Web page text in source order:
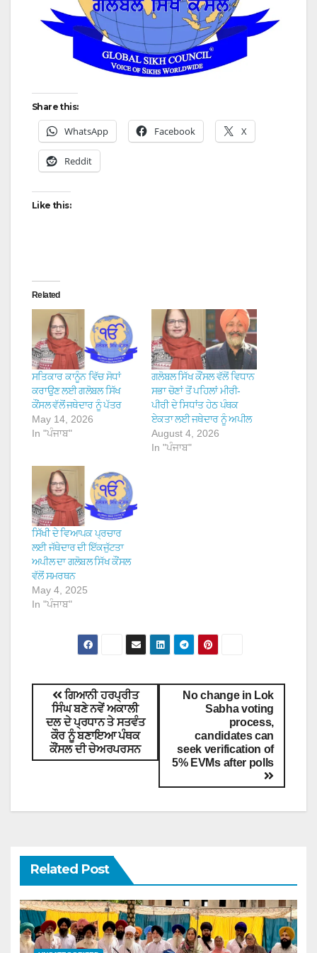
Share this:
WhatsApp Facebook X
Reddit
Like this:
Related
ਸਤਿਕਾਰ ਕਾਨੂੰਨ ਵਿੱਚ ਸੋਧਾਂ
ਕਰਾਉਣ ਲਈ ਗਲੋਬਲ ਸਿੱਖ
ਕੌਂਸਲ ਵੱਲੋਂ ਜਥੇਦਾਰ ਨੂੰ ਪੱਤਰ
May 14, 2026
In "ਪੰਜਾਬ"
ਗਲੋਬਲ ਸਿੱਖ ਕੌਂਸਲ ਵੱਲੋਂ ਵਿਧਾਨ
ਸਭਾ ਚੋਣਾਂ ਤੋਂ ਪਹਿਲਾਂ ਮੀਰੀ-
ਪੀਰੀ ਦੇ ਸਿਧਾਂਤ ਹੇਠ ਪੰਥਕ
ਏਕਤਾ ਲਈ ਜਥੇਦਾਰ ਨੂੰ ਅਪੀਲ
August 4, 2026
In "ਪੰਜਾਬ"
ਸਿੱਖੀ ਦੇ ਵਿਆਪਕ ਪ੍ਰਚਾਰ
ਲਈ ਜੱਥੇਦਾਰ ਦੀ ਇੱਕਜੁੱਟਤਾ
ਅਪੀਲ ਦਾ ਗਲੋਬਲ ਸਿੱਖ ਕੌਂਸਲ
ਵੱਲੋਂ ਸਮਰਥਨ
May 4, 2025
In "ਪੰਜਾਬ"
No change in Lok
Sabha voting
process,
candidates can
seek verification of
5% EVMs after polls
ਗਿਆਨੀ ਹਰਪ੍ਰੀਤ
ਸਿੰਘ ਬਣੇ ਨਵੇਂ ਅਕਾਲੀ
ਦਲ ਦੇ ਪ੍ਰਧਾਨ ਤੇ ਸਤਵੰਤ
ਕੌਰ ਨੂੰ ਬਣਾਇਆ ਪੰਥਕ
ਕੌਂਸਲ ਦੀ ਚੇਅਰਪਰਸਨ
Related Post